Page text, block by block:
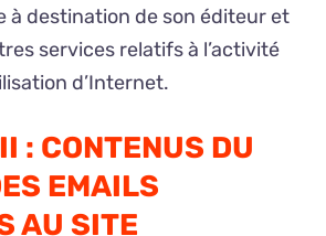
à destination de son éditeur et
services relatifs à l’activité
d’Internet.
: CONTENUS DU
EMAILS
AU SITE